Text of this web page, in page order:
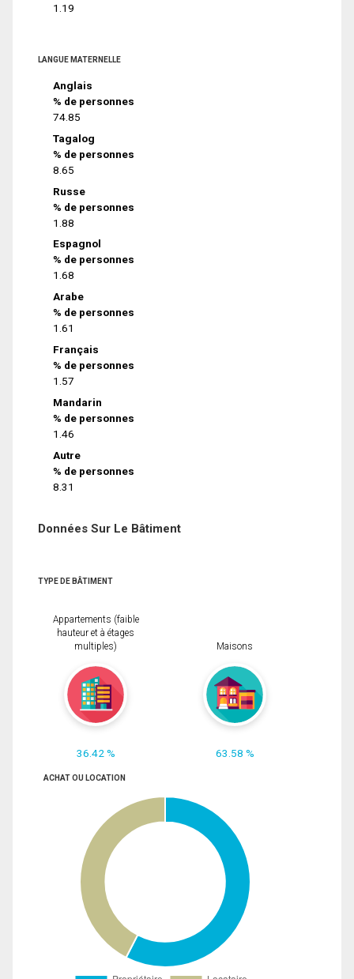
1.19
LANGUE MATERNELLE
Anglais
% de personnes
74.85
Tagalog
% de personnes
8.65
Russe
% de personnes
1.88
Espagnol
% de personnes
1.68
Arabe
% de personnes
1.61
Français
% de personnes
1.57
Mandarin
% de personnes
1.46
Autre
% de personnes
8.31
Données Sur Le Bâtiment
TYPE DE BÂTIMENT
Appartements (faible
hauteur et à étages
multiples)
36.42 %
Maisons
63.58 %
ACHAT OU LOCATION